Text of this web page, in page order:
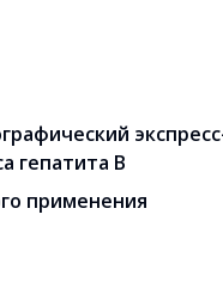
гепатита B
применения